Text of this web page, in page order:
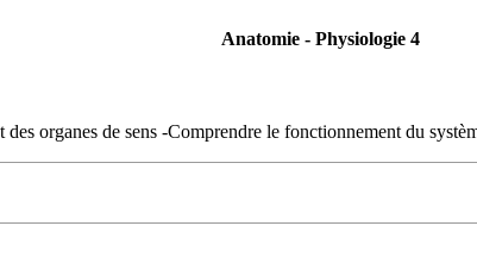
Anatomie - Physiologie 4
organes de sens -Comprendre le fonctionnement du